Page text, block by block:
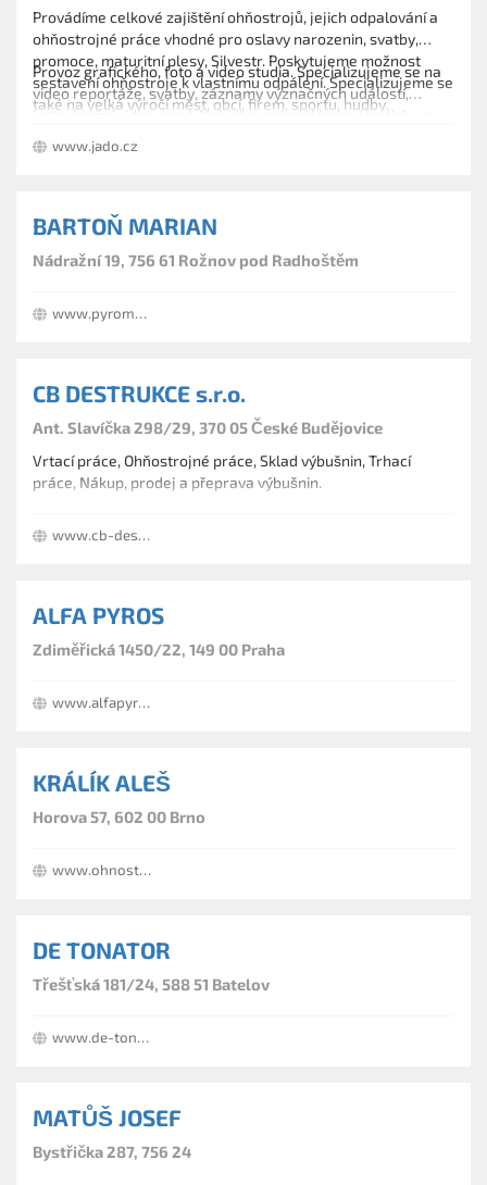
Provádíme celkové zajištění ohňostrojů, jejich odpalování a
ohňostrojné práce vhodné pro oslavy narozenin, svatby,
promoce, maturitní plesy, Silvestr. Poskytujeme možnost
sestavení ohňostroje k vlastnímu odpálení. Specializujeme se
také na velká výročí měst, obcí, firem, sportu, hudby.
Provoz grafického, foto a video studia. Specializujeme se na
video reportáže, svatby, záznamy význačných událostí,
instruktážní videa apod. Nabídka malonákladového tisku a
potisku reklamních předmětů, velkoplošné projekce a
ozvučení akcí. Nabízíme také možnost pronájmu limuzíny
www.jado.cz
BARTOŇ MARIAN
Nádražní 19, 756 61 Rožnov pod Radhoštěm
www.pyroman.cz
CB DESTRUKCE s.r.o.
Ant. Slavíčka 298/29, 370 05 České Budějovice
Vrtací práce, Ohňostrojné práce, Sklad výbušnin, Trhací
práce, Nákup, prodej a přeprava výbušnin.
www.cb-destrukce.cz
ALFA PYROS
Zdiměřická 1450/22, 149 00 Praha
www.alfapyros.cz
KRÁLÍK ALEŠ
Horova 57, 602 00 Brno
www.ohnostrojekralik.cz
DE TONATOR
Třešťská 181/24, 588 51 Batelov
www.de-tonator.cz
MATŮŠ JOSEF
Bystřička 287, 756 24